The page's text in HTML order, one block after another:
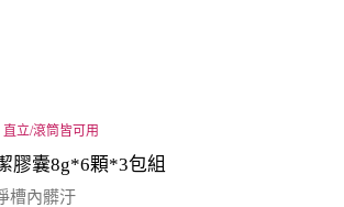
立/滾筒皆可用
膠囊8g*6顆*3包組
槽內髒汙